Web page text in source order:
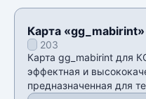
Карта «gg_mabirint»
203
Карта gg_mabirint для
эффектная и
предназначенная для